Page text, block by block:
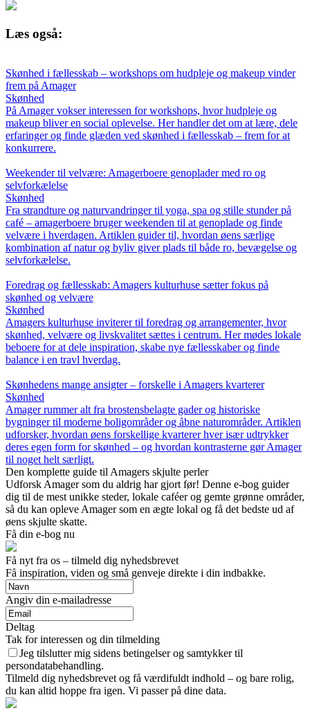
Læs også:
Skønhed i fællesskab – workshops om hudpleje og makeup vinder
frem på Amager
Skønhed
På Amager vokser interessen for workshops, hvor hudpleje og
makeup bliver en social oplevelse. Her handler det om at lære, dele
erfaringer og finde glæden ved skønhed i fællesskab – frem for at
konkurrere.
Weekender til velvære: Amagerboere genoplader med ro og
selvforkælelse
Skønhed
Fra strandture og naturvandringer til yoga, spa og stille stunder på
café – amagerboere bruger weekenden til at genoplade og finde
velvære i hverdagen. Artiklen guider til, hvordan øens særlige
kombination af natur og byliv giver plads til både ro, bevægelse og
selvforkælelse.
Foredrag og fællesskab: Amagers kulturhuse sætter fokus på
skønhed og velvære
Skønhed
Amagers kulturhuse inviterer til foredrag og arrangementer, hvor
skønhed, velvære og livskvalitet sættes i centrum. Her mødes lokale
beboere for at dele inspiration, skabe nye fællesskaber og finde
balance i en travl hverdag.
Skønhedens mange ansigter – forskelle i Amagers kvarterer
Skønhed
Amager rummer alt fra brostensbelagte gader og historiske
bygninger til moderne boligområder og åbne naturområder. Artiklen
udforsker, hvordan øens forskellige kvarterer hver især udtrykker
deres egen form for skønhed – og hvordan kontrasterne gør Amager
til noget helt særligt.
Den komplette guide til Amagers skjulte perler
Udforsk Amager som du aldrig har gjort før! Denne e-bog guider
dig til de mest unikke steder, lokale caféer og gemte grønne områder,
så du kan opleve Amager som en ægte lokal og få det bedste ud af
øens skjulte skatte.
Få din e-bog nu
Få nyt fra os – tilmeld dig nyhedsbrevet
Få inspiration, viden og små genveje direkte i din indbakke.
Angiv din e-mailadresse
Deltag
Tak for interessen og din tilmelding
Jeg tilslutter mig sidens betingelser og samtykker til
persondatabehandling.
Tilmeld dig nyhedsbrevet og få værdifuldt indhold – og bare rolig,
du kan altid hoppe fra igen. Vi passer på dine data.